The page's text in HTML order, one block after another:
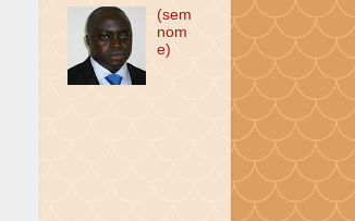
(sem
nom
e)